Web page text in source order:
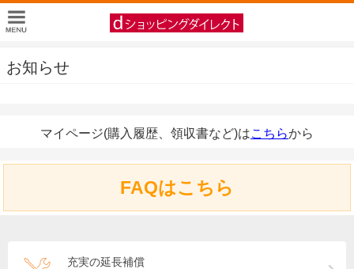
お知らせ
マイページ(購入履歴、領収書など)はこちらから
FAQはこちら
充実の延長補償